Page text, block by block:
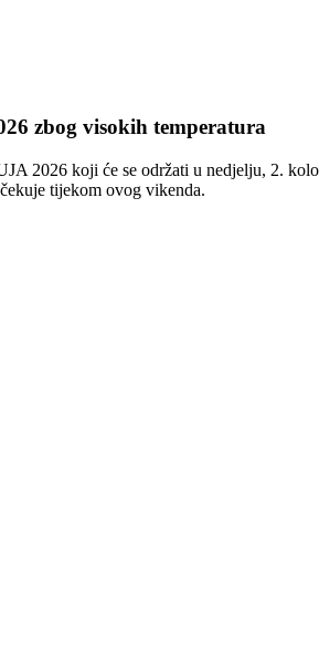
zbog visokih temperatura
2026 koji će se održati u nedjelju, 2.
tijekom ovog vikenda.